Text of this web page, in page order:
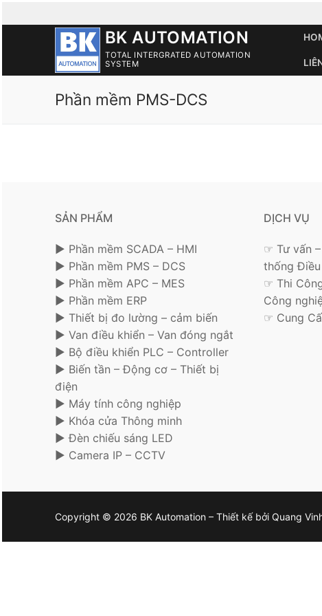
to
BK AUTOMATION
TOTAL INTERGRATED AUTOMATION
SYSTEM
Phần mềm PMS-DCS
SẢN PHẨM
► Phần mềm SCADA – HMI
► Phần mềm PMS – DCS
► Phần mềm APC – MES
► Phần mềm ERP
► Thiết bị đo lường – cảm biến
► Van điều khiển – Van đóng ngắt
► Bộ điều khiển PLC – Controller
► Biến tần – Động cơ – Thiết bị
điện
► Máy tính công nghiệp
► Khóa cửa Thông minh
► Đèn chiếu sáng LED
► Camera IP – CCTV
DỊCH VỤ
☞ Tư vấn
thống
☞ Thi
Công
☞ Cung
Copyright © 2026 BK Automation – Thiết kế bởi Quang